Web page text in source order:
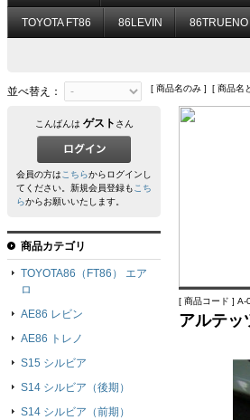
TOYOTA FT86 86LEVIN 86TRUENO
並べ替え： [ 商品名のみ ] [ 商品名
[ 商品コード ] A-
アルテッ
こんばんは ゲスト さん
会員の方はこちらからログインし
てください。新規会員登録もこち
らからお願いいたします。
商品カテゴリ
TOYOTA86（FT86） エア
ロ
AE86 レビン
AE86 トレノ
S15 シルビア
S14 シルビア（後期）
S14 シルビア（前期）